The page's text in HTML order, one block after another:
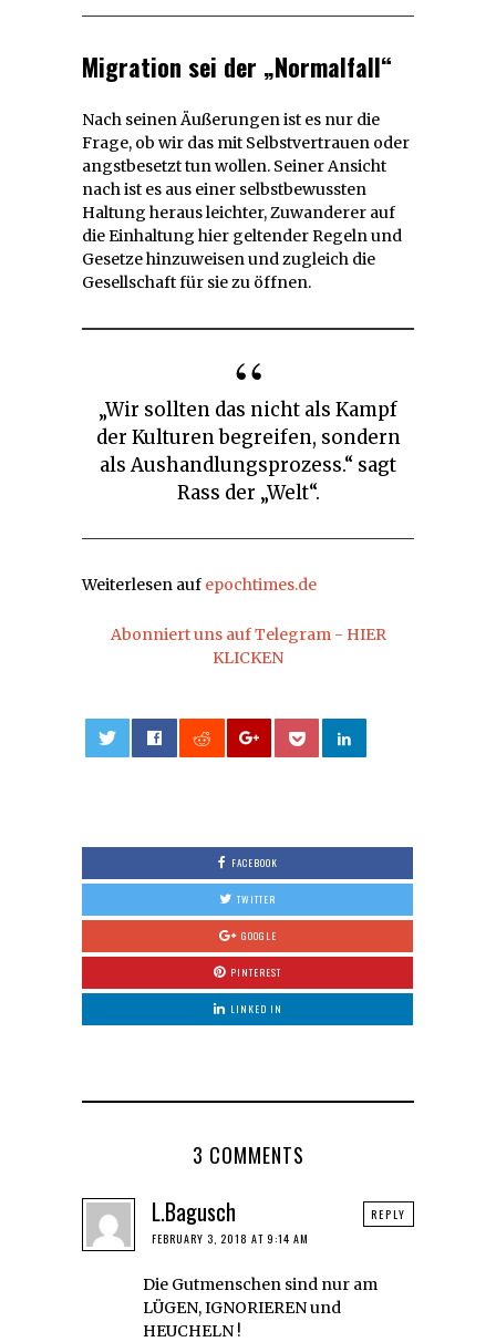
Migration sei der „Normalfall“
Nach seinen Äußerungen ist es nur die
Frage, ob wir das mit Selbstvertrauen oder
angstbesetzt tun wollen. Seiner Ansicht
nach ist es aus einer selbstbewussten
Haltung heraus leichter, Zuwanderer auf
die Einhaltung hier geltender Regeln und
Gesetze hinzuweisen und zugleich die
Gesellschaft für sie zu öffnen.
„Wir sollten das nicht als Kampf
der Kulturen begreifen, sondern
als Aushandlungsprozess.“ sagt
Rass der „Welt“.
Weiterlesen auf epochtimes.de
Abonniert uns auf Telegram - HIER
KLICKEN
FACEBOOK
TWITTER
GOOGLE
PINTEREST
LINKED IN
3 COMMENTS
L.Bagusch
FEBRUARY 3, 2018 AT 9:14 AM
Die Gutmenschen sind nur am
LÜGEN, IGNORIEREN und
HEUCHELN !
REPLY